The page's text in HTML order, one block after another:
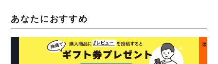
あなたにおすすめ